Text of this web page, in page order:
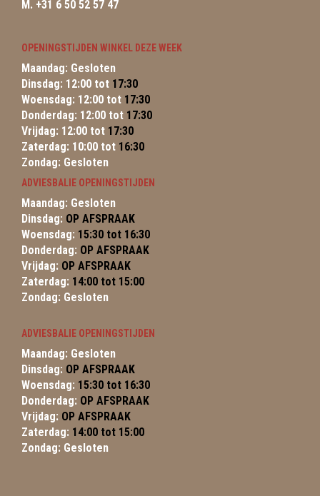
M. +31 6 50 52 57 47
OPENINGSTIJDEN WINKEL DEZE WEEK
Maandag: Gesloten
Dinsdag: 12:00 tot 17:30
Woensdag: 12:00 tot 17:30
Donderdag: 12:00 tot 17:30
Vrijdag: 12:00 tot 17:30
Zaterdag: 10:00 tot 16:30
Zondag: Gesloten
ADVIESBALIE OPENINGSTIJDEN
Maandag: Gesloten
Dinsdag: OP AFSPRAAK
Woensdag: 15:30 tot 16:30
Donderdag: OP AFSPRAAK
Vrijdag: OP AFSPRAAK
Zaterdag: 14:00 tot 15:00
Zondag: Gesloten
ADVIESBALIE OPENINGSTIJDEN
Maandag: Gesloten
Dinsdag: OP AFSPRAAK
Woensdag: 15:30 tot 16:30
Donderdag: OP AFSPRAAK
Vrijdag: OP AFSPRAAK
Zaterdag: 14:00 tot 15:00
Zondag: Gesloten